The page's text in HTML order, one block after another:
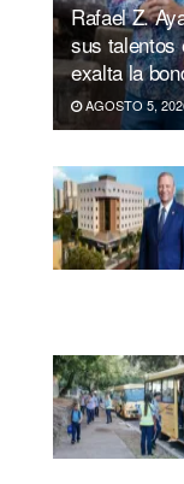
Rafael Z.
sus talentos
exalta la
AGOSTO 5,